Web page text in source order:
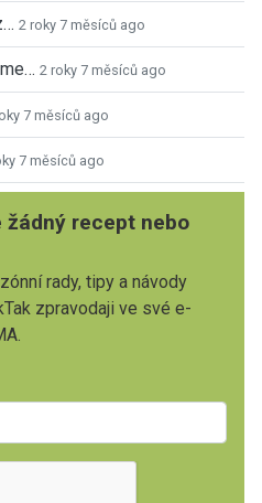
2 roky 7 měsíců ago
2 roky 7 měsíců ago
7 měsíců ago
7 měsíců ago
žádný recept nebo
rady, tipy a návody
zpravodaji ve své e-